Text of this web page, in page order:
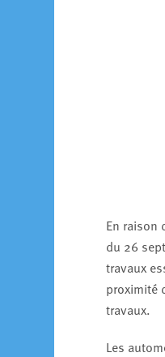
En raison
du 26
travaux
proximité
travaux.
Les